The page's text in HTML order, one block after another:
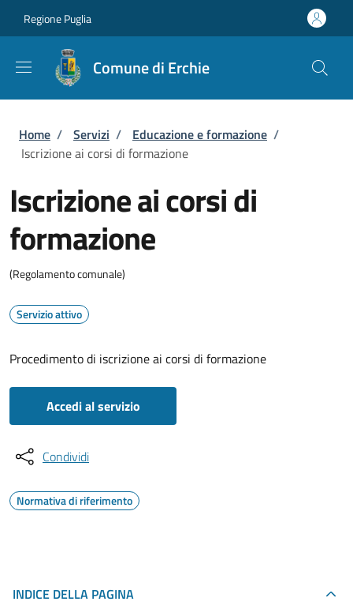
Regione Puglia
Comune di Erchie
Briciole di pane
Home / Servizi / Educazione e formazione /
Iscrizione ai corsi di formazione
Iscrizione ai corsi di
formazione
(Regolamento comunale)
Servizio attivo
Procedimento di iscrizione ai corsi di formazione
Accedi al servizio
Condividi
Normativa di riferimento
INDICE DELLA PAGINA